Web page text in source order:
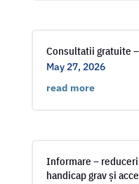
Consultatii gratuite
May 27, 2026
read more
Informare –
handicap grav și